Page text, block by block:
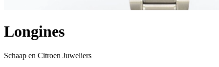
Longines
Schaap en Citroen Juweliers